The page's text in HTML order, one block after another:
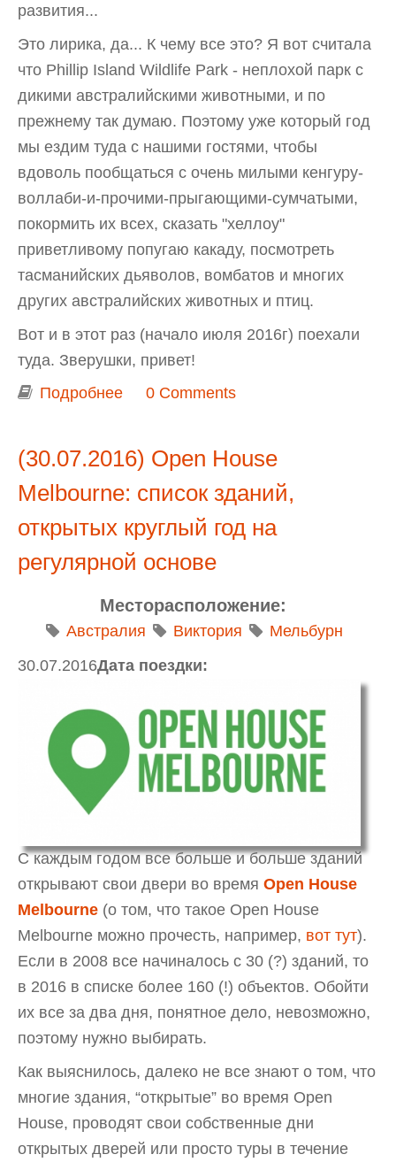
развития...
Это лирика, да... К чему все это? Я вот считала
что Phillip Island Wildlife Park - неплохой парк с
дикими австралийскими животными, и по
прежнему так думаю. Поэтому уже который год
мы ездим туда с нашими гостями, чтобы
вдоволь пообщаться с очень милыми кенгуру-
воллаби-и-прочими-прыгающими-сумчатыми,
покормить их всех, сказать "хеллоу"
приветливому попугаю какаду, посмотреть
тасманийских дьяволов, вомбатов и многих
других австралийских животных и птиц.
Вот и в этот раз (начало июля 2016г) поехали
туда. Зверушки, привет!
Подробнее о День на острове Филлипа: Phillip
0 Comments
(30.07.2016) Open House
Melbourne: список зданий,
открытых круглый год на
регулярной основе
Месторасположение:
Австралия Виктория
Мельбурн
Дата поездки:
30.07.2016
С каждым годом все больше и больше зданий
открывают свои двери во время Open House
Melbourne (о том, что такое Open House
Melbourne можно прочесть, например, вот тут).
Если в 2008 все начиналось с 30 (?) зданий, то
в 2016 в списке более 160 (!) объектов. Обойти
их все за два дня, понятное дело, невозможно,
поэтому нужно выбирать.
Как выяснилось, далеко не все знают о том, что
многие здания, “открытые” во время Open
House, проводят свои собственные дни
открытых дверей или просто туры в течение